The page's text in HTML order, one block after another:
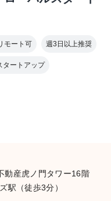
モート可 週3日以上推奨
タートアップ
産虎ノ門タワー16階
駅（徒歩3分）